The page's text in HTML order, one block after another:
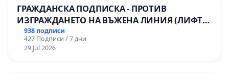
ГРАЖДАНСКА ПОДПИСКА - ПРОТИВ
ИЗГРАЖДАНЕТО НА ВЪЖЕНА ЛИНИЯ (ЛИФТ)
НА ТЕРИТОРИЯТА НА ПРИРОДНА
ЗАБЕЛЕЖИТЕЛНОСТ „ХЪЛМ НА
ОСВОБОДИТЕЛИТЕ“ (БУНАРДЖИК)
938 подписи
427 Подписи / 7 дни
29 Jul 2026